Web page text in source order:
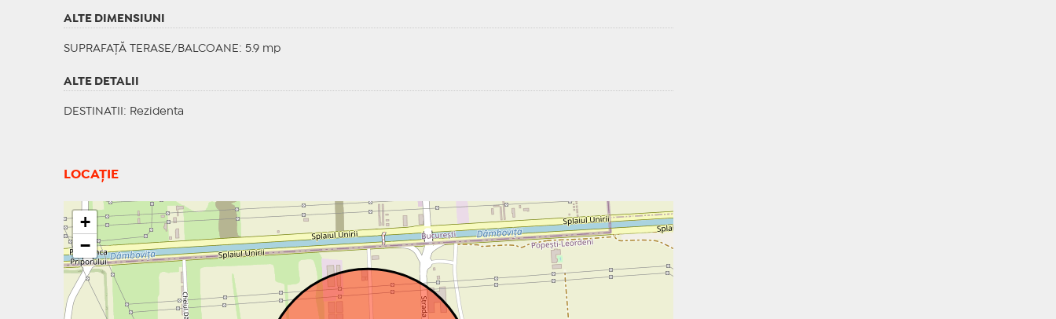
ALTE DIMENSIUNI
SUPRAFAȚĂ TERASE/BALCOANE: 5.9 mp
ALTE DETALII
DESTINATII : Rezidenta
LOCAȚIE
+
−